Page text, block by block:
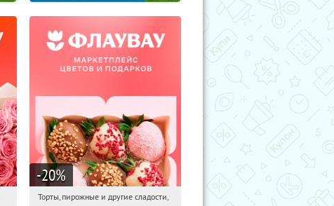
-20%
19:27:39 Получили:
Торты, пирожные и другие сладости,